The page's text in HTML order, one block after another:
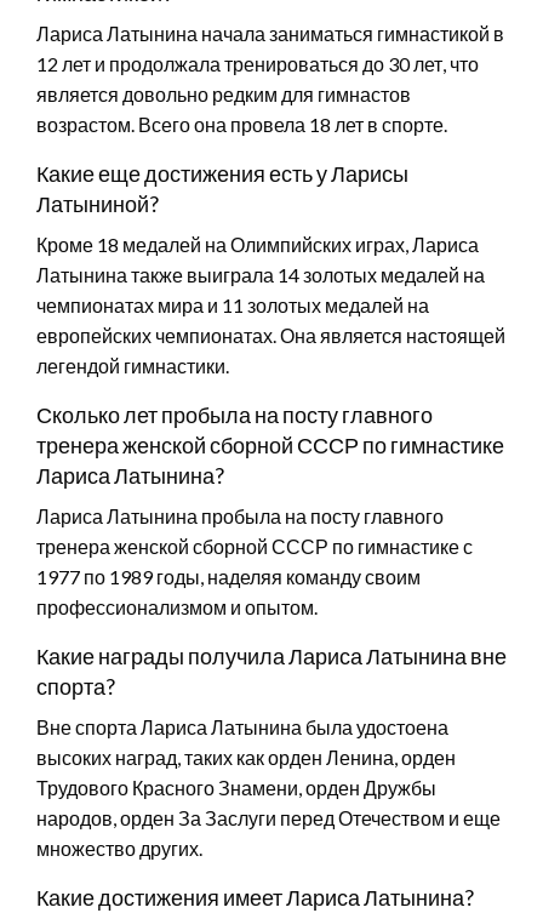
Лариса Латынина начала заниматься гимнастикой в
12 лет и продолжала тренироваться до 30 лет, что
является довольно редким для гимнастов
возрастом. Всего она провела 18 лет в спорте.
Какие еще достижения есть у Ларисы
Латыниной?
Кроме 18 медалей на Олимпийских играх, Лариса
Латынина также выиграла 14 золотых медалей на
чемпионатах мира и 11 золотых медалей на
европейских чемпионатах. Она является настоящей
легендой гимнастики.
Сколько лет пробыла на посту главного
тренера женской сборной СССР по гимнастике
Лариса Латынина?
Лариса Латынина пробыла на посту главного
тренера женской сборной СССР по гимнастике с
1977 по 1989 годы, наделяя команду своим
профессионализмом и опытом.
Какие награды получила Лариса Латынина вне
спорта?
Вне спорта Лариса Латынина была удостоена
высоких наград, таких как орден Ленина, орден
Трудового Красного Знамени, орден Дружбы
народов, орден За Заслуги перед Отечеством и еще
множество других.
Какие достижения имеет Лариса Латынина?